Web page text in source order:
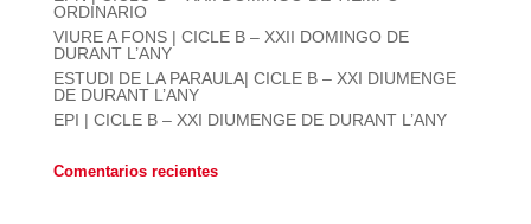
ORDINARIO
VIURE A FONS | CICLE B – XXII DOMINGO DE
DURANT L’ANY
ESTUDI DE LA PARAULA| CICLE B – XXI DIUMENGE
DE DURANT L’ANY
EPI | CICLE B – XXI DIUMENGE DE DURANT L’ANY
Comentarios recientes